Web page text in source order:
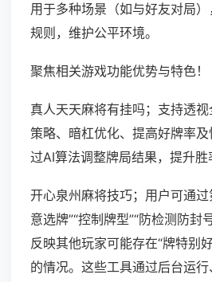
用于多种场景（如与好友对局
规则，维护公平环境。
聚焦相关游戏功能优势与特色！
真人天天麻将有挂吗；支持透
策略、暗杠优化、提高好牌率
过AI算法调整牌局结果，提升胜
开心泉州麻将技巧；用户可通
意选牌”“控制牌型”“防检测防封
反映其他玩家可能存在“牌特别
的情况。这些工具通过后台运